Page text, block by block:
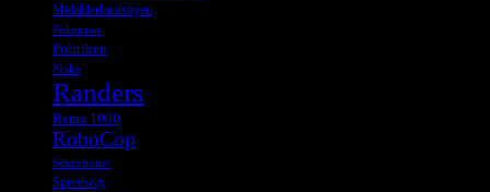
Midalderlandsbyen
Pokemon
Politiken
Påske
Randers
Rema 1000
RoboCop
Sexrobotter
Speedway